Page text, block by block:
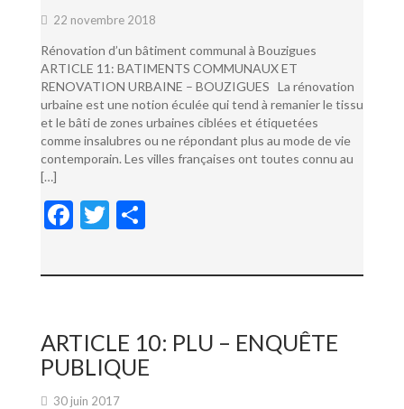
22 novembre 2018
Rénovation d’un bâtiment communal à Bouzigues
ARTICLE 11: BATIMENTS COMMUNAUX ET
RENOVATION URBAINE – BOUZIGUES La rénovation
urbaine est une notion éculée qui tend à remanier le tissu
et le bâti de zones urbaines ciblées et étiquetées
comme insalubres ou ne répondant plus au mode de vie
contemporain. Les villes françaises ont toutes connu au
[…]
F
e
o
o
k
T
itt ta
er
ARTICLE 10: PLU – ENQUÊTE
PUBLIQUE
30 juin 2017